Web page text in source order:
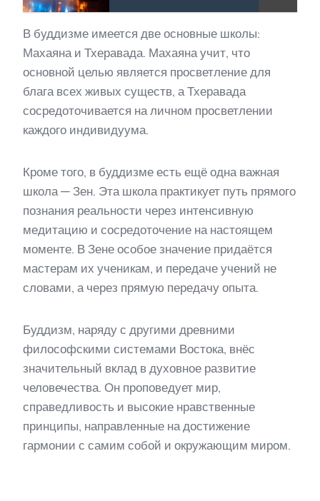
В буддизме имеется две основные школы:
Махаяна и Тхеравада. Махаяна учит, что
основной целью является просветление для
блага всех живых существ, а Тхеравада
сосредоточивается на личном просветлении
каждого индивидуума.
Кроме того, в буддизме есть ещё одна важная
школа — Зен. Эта школа практикует путь прямого
познания реальности через интенсивную
медитацию и сосредоточение на настоящем
моменте. В Зене особое значение придаётся
мастерам их ученикам, и передаче учений не
словами, а через прямую передачу опыта.
Буддизм, наряду с другими древними
философскими системами Востока, внёс
значительный вклад в духовное развитие
человечества. Он проповедует мир,
справедливость и высокие нравственные
принципы, направленные на достижение
гармонии с самим собой и окружающим миром.